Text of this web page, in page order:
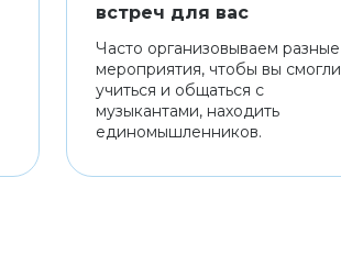
встреч для вас
Часто организовываем разные
мероприятия, чтобы вы смогли
учиться и общаться с
музыкантами, находить
единомышленников.